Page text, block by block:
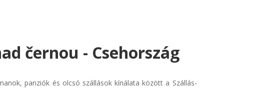
černou - Csehország
panziók és olcsó szállások kínálata között a Szállás-